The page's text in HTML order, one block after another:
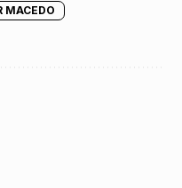
MACEDO